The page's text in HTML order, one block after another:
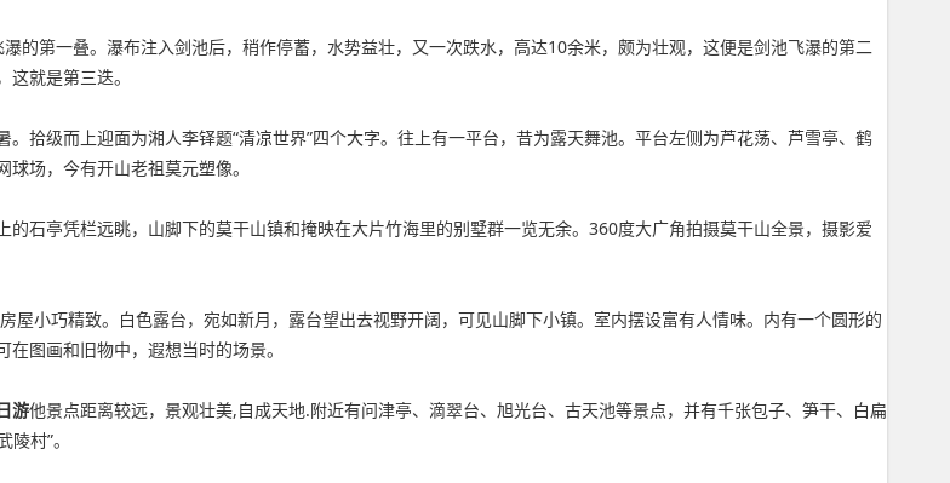
的第一叠。瀑布注入剑池后，稍作停蓄，水势益壮，又一次跌水，高达10余米，颇为壮观，这便是剑池飞瀑的第二
就是第三迭。
拾级而上迎面为湘人李铎题“清凉世界”四个大字。往上有一平台，昔为露天舞池。平台左侧为芦花荡、芦雪亭、鹤
场，今有开山老祖莫元塑像。
石亭凭栏远眺，山脚下的莫干山镇和掩映在大片竹海里的别墅群一览无余。360度大广角拍摄莫干山全景，摄影爱
小巧精致。白色露台，宛如新月，露台望出去视野开阔，可见山脚下小镇。室内摆设富有人情味。内有一个圆形的
图画和旧物中，遐想当时的场景。
游他景点距离较远，景观壮美,自成天地.附近有问津亭、滴翠台、旭光台、古天池等景点，并有千张包子、笋干、白扁
村”。